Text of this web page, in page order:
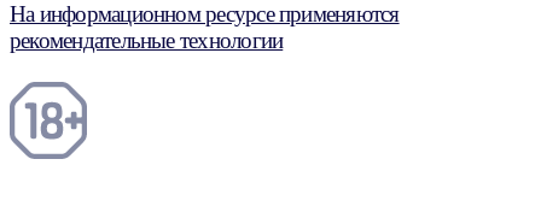
На информационном ресурсе применяются
рекомендательные технологии